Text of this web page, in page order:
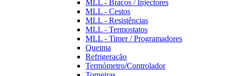
MLL - Braços / Injectores
MLL - Cestos
MLL - Resistências
MLL - Termostatos
MLL - Timer / Programadores
Queima
Refrigeração
Termómetro/Controlador